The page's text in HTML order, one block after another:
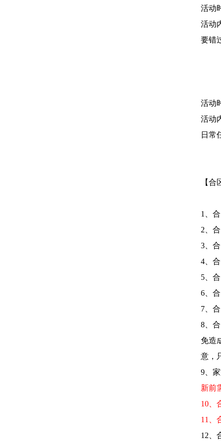
活动
活动
要错
活动
活动
日常
【
1、
2、
3、
4、
5、
6、
7、
8、
免造
意，
9、
新前
10、
11、
12、